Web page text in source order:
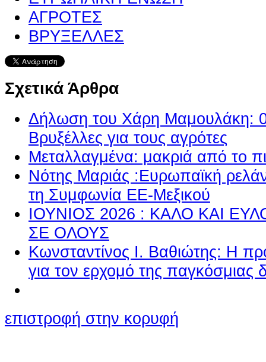
ΑΓΡΟΤΕΣ
ΒΡΥΞΕΛΛΕΣ
Σχετικά Άρθρα
Δήλωση του Χάρη Μαμουλάκη:
Βρυξέλλες για τους αγρότες
Μεταλλαγμένα: μακριά από το
Νότης Μαριάς :Ευρωπαϊκή
τη Συμφωνία ΕΕ-Μεξικού
ΙΟΥΝΙΟΣ 2026 : ΚΑΛΟ ΚΑΙ
ΣΕ ΟΛΟΥΣ
Κωνσταντίνος Ι. Βαθιώτης: Η
για τον ερχομό της παγκόσμιας
επιστροφή στην κορυφή